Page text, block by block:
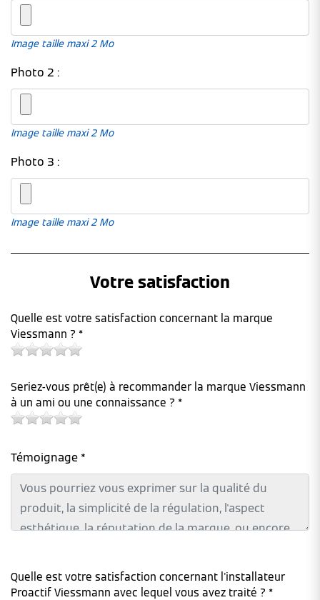
Image taille maxi 2 Mo
Photo 2 :
Image taille maxi 2 Mo
Photo 3 :
Image taille maxi 2 Mo
Votre satisfaction
Quelle est votre satisfaction concernant la marque
Viessmann ? *
Seriez-vous prêt(e) à recommander la marque Viessmann
à un ami ou une connaissance ? *
Témoignage *
Quelle est votre satisfaction concernant l'installateur
Proactif Viessmann avec lequel vous avez traité ? *